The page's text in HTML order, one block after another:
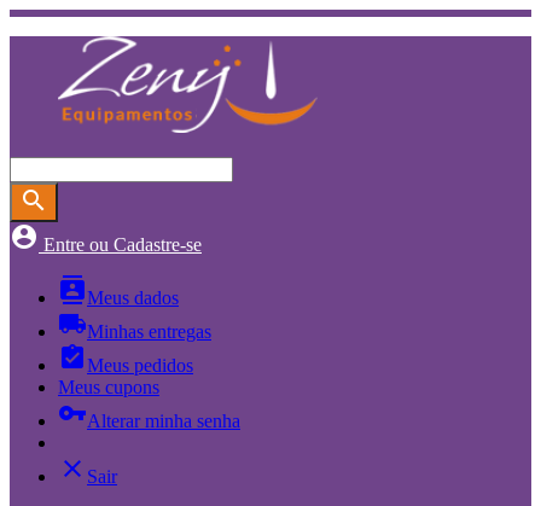
search
account_circle Entre ou Cadastre-se
contactsMeus dados
local_shippingMinhas entregas
assignment_turned_inMeus pedidos
Meus cupons
vpn_keyAlterar minha senha
close Sair